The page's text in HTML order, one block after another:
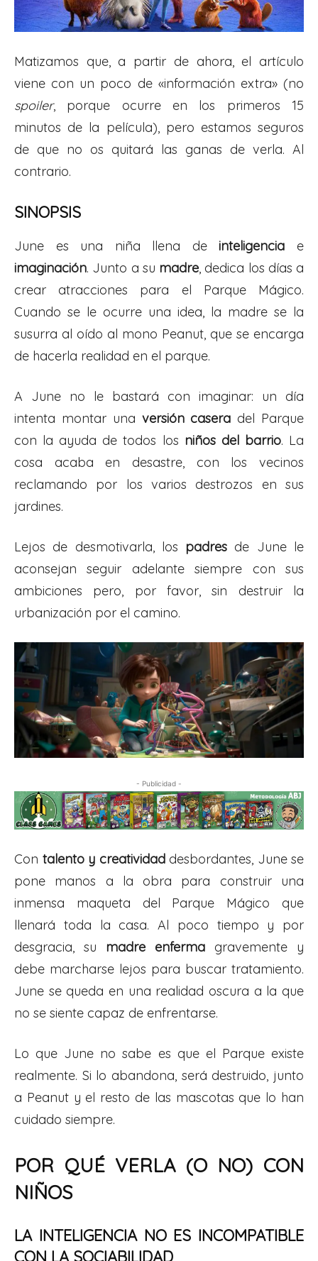
Matizamos que, a partir de ahora, el artículo
viene con un poco de «información extra» (no
spoiler, porque ocurre en los primeros 15
minutos de la película), pero estamos seguros
de que no os quitará las ganas de verla. Al
contrario.
SINOPSIS
June es una niña llena deinteligencia e
imaginación. Junto a su madre, dedica los días a
crear atracciones para el Parque Mágico.
Cuando se le ocurre una idea, la madre se la
susurra al oído al mono Peanut, que se encarga
de hacerla realidad en el parque.
A June no le bastará con imaginar: un día
intenta montar una versión casera del Parque
con la ayuda de todos los niños del barrio. La
cosa acaba en desastre, con los vecinos
reclamando por los varios destrozos en sus
jardines.
Lejos de desmotivarla, los padres de June le
aconsejan seguir adelante siempre con sus
ambiciones pero, por favor, sin destruir la
urbanización por el camino.
- Publicidad -
Con talento y creatividaddesbordantes, June se
pone manos a la obra para construir una
inmensa maqueta del Parque Mágico que
llenará toda la casa. Al poco tiempo y por
desgracia, su madre enferma gravemente y
debe marcharse lejos para buscar tratamiento.
June se queda en una realidad oscura a la que
no se siente capaz de enfrentarse.
Lo que June no sabe es que el Parque existe
realmente. Si lo abandona, será destruido, junto
a Peanut y el resto de las mascotas que lo han
cuidado siempre.
POR QUÉ VERLA (O NO) CON
NIÑOS
LA INTELIGENCIA NO ES INCOMPATIBLE
CON LA SOCIABILIDAD